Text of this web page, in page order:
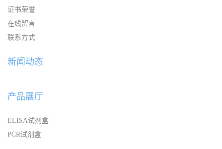
证书荣誉
在线留言
联系方式
新闻动态
产品展厅
ELISA试剂盒
PCR试剂盒